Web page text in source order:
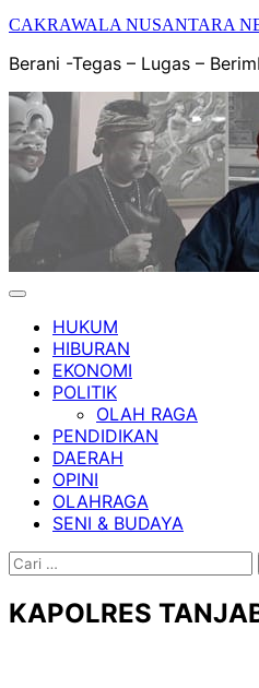
CAKRAWALA NUSANTARA
Berani -Tegas – Lugas –
HUKUM
HIBURAN
EKONOMI
POLITIK
OLAH RAGA
PENDIDIKAN
DAERAH
OPINI
OLAHRAGA
SENI & BUDAYA
Cari
KAPOLRES